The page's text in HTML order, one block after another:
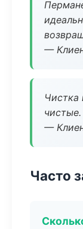
—
—
Часто